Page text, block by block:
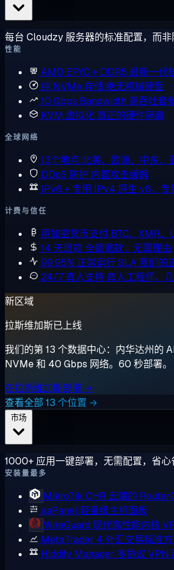
每台 Cloudzy 服务器的标准配置，而非
性能
AMD EPYC + DDR5 最新一代
纯 NVMe 存储绝无机械硬盘
10 Gbps Bandwidth 高吞吐套
KVM 虚拟化 真正的硬件隔离
全球网络
13个地点 北美、欧洲、中东、
DDoS 防护 内置攻击缓解
IPv6 + 专用 IPv4 原生 v6，专
计费与信任
用加密货币支付 BTC、XMR、
14 天退款全额退款，无需理由
99.95% 正常运行 SLA我们的
24/7 真人支持 真人工程师，
新区域
拉斯维加斯已上线
我们的第 13 个数据中心：内华达州的
NVMe 和 40 Gbps 网络。60 秒部署。
在拉斯维加斯部署 →
查看全部 13 个位置 →
1000+ 应用一键部署，无需配置，省心
安装量最多
MikroTik CHR 云端的
aaPanel轻量级主机面板
WireGuard 现代高性能内核
MetaTrader 4 外汇交易标准
Hiddify Manager 多协议 VPN